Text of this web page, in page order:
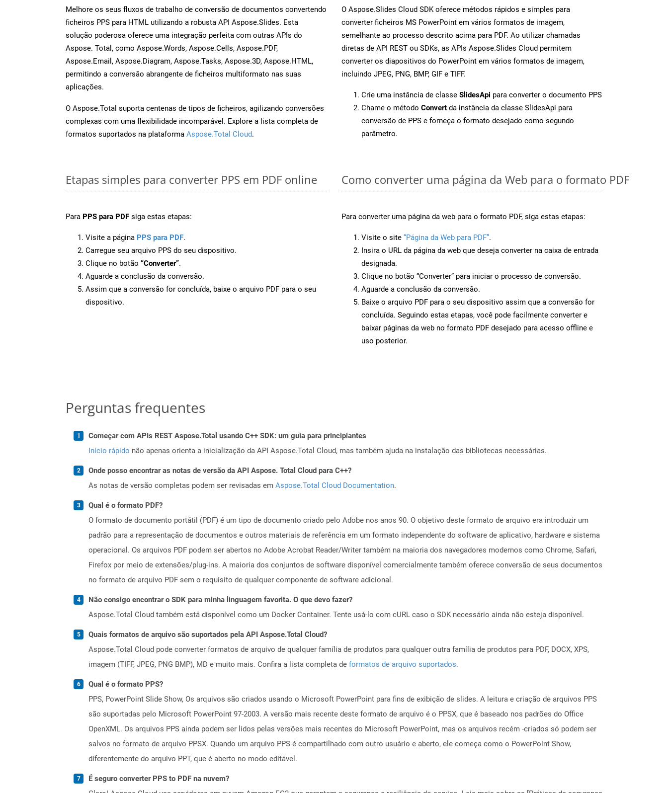
Melhore os seus fluxos de trabalho de conversão de documentos convertendo
ficheiros PPS para HTML utilizando a robusta API Aspose.Slides. Esta
solução poderosa oferece uma integração perfeita com outras APIs do
Aspose. Total, como Aspose.Words, Aspose.Cells, Aspose.PDF,
Aspose.Email, Aspose.Diagram, Aspose.Tasks, Aspose.3D, Aspose.HTML,
permitindo a conversão abrangente de ficheiros multiformato nas suas
aplicações.
O Aspose.Total suporta centenas de tipos de ficheiros, agilizando conversões
complexas com uma flexibilidade incomparável. Explore a lista completa de
formatos suportados na plataforma Aspose.Total Cloud.
O Aspose.Slides Cloud SDK oferece métodos rápidos e simples para
converter ficheiros MS PowerPoint em vários formatos de imagem,
semelhante ao processo descrito acima para PDF. Ao utilizar chamadas
diretas de API REST ou SDKs, as APIs Aspose.Slides Cloud permitem
converter os diapositivos do PowerPoint em vários formatos de imagem,
incluindo JPEG, PNG, BMP, GIF e TIFF.
Crie uma instância de classe SlidesApi para converter o documento PPS
Chame o método Convert da instância da classe SlidesApi para
conversão de PPS e forneça o formato desejado como segundo
parâmetro.
Etapas simples para converter PPS em PDF online
Para PPS para PDF siga estas etapas:
Visite a página PPS para PDF.
Carregue seu arquivo PPS do seu dispositivo.
Clique no botão “Converter”.
Aguarde a conclusão da conversão.
Assim que a conversão for concluída, baixe o arquivo PDF para o seu
dispositivo.
Como converter uma página da Web para o formato PDF
Para converter uma página da web para o formato PDF, siga estas etapas:
Visite o site “Página da Web para PDF”.
Insira o URL da página da web que deseja converter na caixa de entrada
designada.
Clique no botão “Converter” para iniciar o processo de conversão.
Aguarde a conclusão da conversão.
Baixe o arquivo PDF para o seu dispositivo assim que a conversão for
concluída. Seguindo estas etapas, você pode facilmente converter e
baixar páginas da web no formato PDF desejado para acesso offline e
uso posterior.
Perguntas frequentes
Começar com APIs REST Aspose.Total usando C++ SDK: um guia para principiantes
Início rápido não apenas orienta a inicialização da API Aspose.Total Cloud, mas também ajuda na instalação das bibliotecas necessárias.
Onde posso encontrar as notas de versão da API Aspose. Total Cloud para C++?
As notas de versão completas podem ser revisadas em Aspose.Total Cloud Documentation.
Qual é o formato PDF?
O formato de documento portátil (PDF) é um tipo de documento criado pelo Adobe nos anos 90. O objetivo deste formato de arquivo era introduzir um
padrão para a representação de documentos e outros materiais de referência em um formato independente do software de aplicativo, hardware e sistema
operacional. Os arquivos PDF podem ser abertos no Adobe Acrobat Reader/Writer também na maioria dos navegadores modernos como Chrome, Safari,
Firefox por meio de extensões/plug-ins. A maioria dos conjuntos de software disponível comercialmente também oferece conversão de seus documentos
no formato de arquivo PDF sem o requisito de qualquer componente de software adicional.
Não consigo encontrar o SDK para minha linguagem favorita. O que devo fazer?
Aspose.Total Cloud também está disponível como um Docker Container. Tente usá-lo com cURL caso o SDK necessário ainda não esteja disponível.
Quais formatos de arquivo são suportados pela API Aspose.Total Cloud?
Aspose.Total Cloud pode converter formatos de arquivo de qualquer família de produtos para qualquer outra família de produtos para PDF, DOCX, XPS,
imagem (TIFF, JPEG, PNG BMP), MD e muito mais. Confira a lista completa de formatos de arquivo suportados.
Qual é o formato PPS?
PPS, PowerPoint Slide Show, Os arquivos são criados usando o Microsoft PowerPoint para fins de exibição de slides. A leitura e criação de arquivos PPS
são suportadas pelo Microsoft PowerPoint 97-2003. A versão mais recente deste formato de arquivo é o PPSX, que é baseado nos padrões do Office
OpenXML. Os arquivos PPS ainda podem ser lidos pelas versões mais recentes do Microsoft PowerPoint, mas os arquivos recém -criados só podem ser
salvos no formato de arquivo PPSX. Quando um arquivo PPS é compartilhado com outro usuário e aberto, ele começa como o PowerPoint Show,
diferentemente do arquivo PPT, que é aberto no modo editável.
É seguro converter PPS to PDF na nuvem?